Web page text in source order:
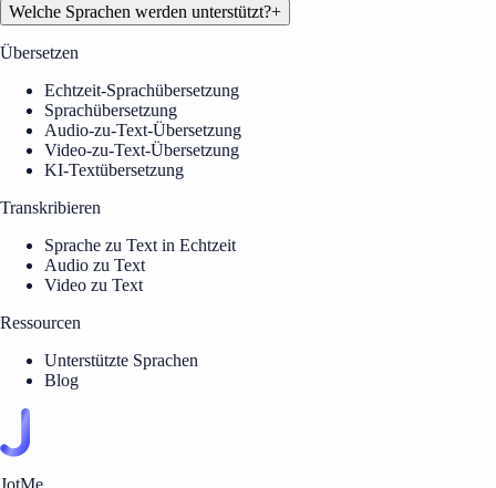
Welche Sprachen werden unterstützt?+
Übersetzen
Echtzeit-Sprachübersetzung
Sprachübersetzung
Audio-zu-Text-Übersetzung
Video-zu-Text-Übersetzung
KI-Textübersetzung
Transkribieren
Sprache zu Text in Echtzeit
Audio zu Text
Video zu Text
Ressourcen
Unterstützte Sprachen
Blog
JotMe